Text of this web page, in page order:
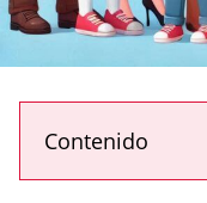
Contenido